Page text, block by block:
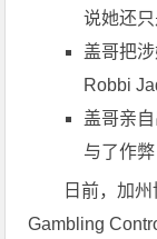
说她还
盖哥把
Robbi
盖哥亲
与了作弊
日前，加
Gambling